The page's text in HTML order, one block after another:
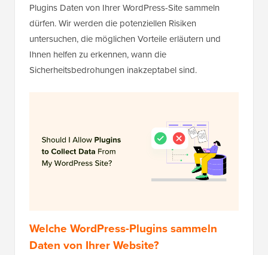
Plugins Daten von Ihrer WordPress-Site sammeln
dürfen. Wir werden die potenziellen Risiken
untersuchen, die möglichen Vorteile erläutern und
Ihnen helfen zu erkennen, wann die
Sicherheitsbedrohungen inakzeptabel sind.
Welche WordPress-Plugins sammeln
Daten von Ihrer Website?